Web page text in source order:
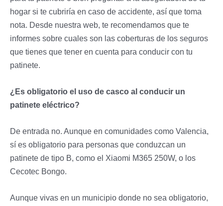
hogar si te cubriría en caso de accidente, así que toma
nota. Desde nuestra web, te recomendamos que te
informes sobre cuales son las coberturas de los seguros
que tienes que tener en cuenta para conducir con tu
patinete.
¿Es obligatorio el uso de casco al conducir un
patinete eléctrico?
De entrada no. Aunque en comunidades como Valencia,
sí es obligatorio para personas que conduzcan un
patinete de tipo B, como el Xiaomi M365 250W, o los
Cecotec Bongo.
Aunque vivas en un municipio donde no sea obligatorio,